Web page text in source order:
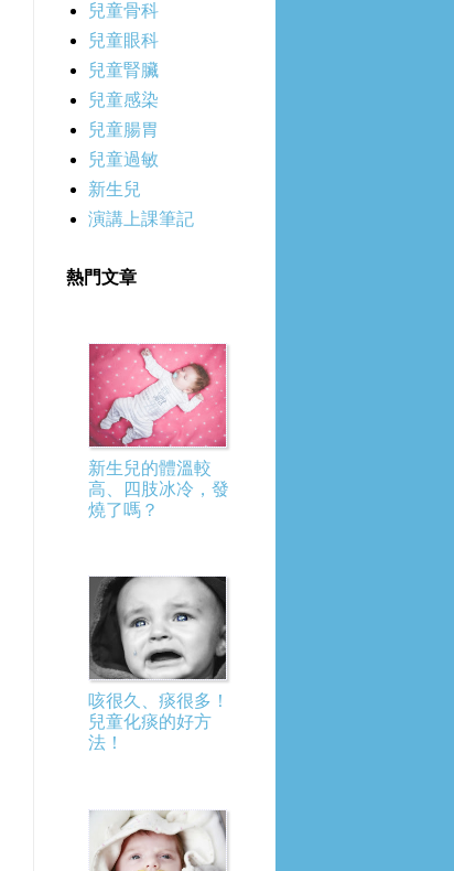
兒童骨科
兒童眼科
兒童腎臟
兒童感染
兒童腸胃
兒童過敏
新生兒
演講上課筆記
熱門文章
新生兒的體溫較
高、四肢冰冷，發
燒了嗎？
咳很久、痰很多！
兒童化痰的好方
法！